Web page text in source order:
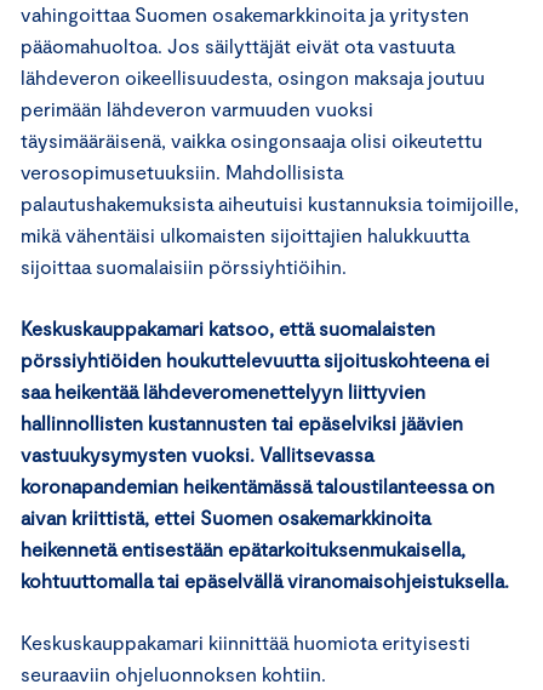
vahingoittaa Suomen osakemarkkinoita ja yritysten
pääomahuoltoa. Jos säilyttäjät eivät ota vastuuta
lähdeveron oikeellisuudesta, osingon maksaja joutuu
perimään lähdeveron varmuuden vuoksi
täysimääräisenä, vaikka osingonsaaja olisi oikeutettu
verosopimusetuuksiin. Mahdollisista
palautushakemuksista aiheutuisi kustannuksia toimijoille,
mikä vähentäisi ulkomaisten sijoittajien halukkuutta
sijoittaa suomalaisiin pörssiyhtiöihin.
Keskuskauppakamari katsoo, että suomalaisten
pörssiyhtiöiden houkuttelevuutta sijoituskohteena ei
saa heikentää lähdeveromenettelyyn liittyvien
hallinnollisten kustannusten tai epäselviksi jäävien
vastuukysymysten vuoksi. Vallitsevassa
koronapandemian heikentämässä taloustilanteessa on
aivan kriittistä, ettei Suomen osakemarkkinoita
heikennetä entisestään epätarkoituksenmukaisella,
kohtuuttomalla tai epäselvällä viranomaisohjeistuksella.
Keskuskauppakamari kiinnittää huomiota erityisesti
seuraaviin ohjeluonnoksen kohtiin.